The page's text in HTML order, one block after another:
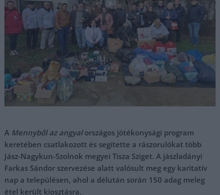
A Mennyből az angyalországos jótékonysági program
keretében csatlakozott és segítette a rászorulókat több
Jász-Nagykun-Szolnok megyei Tisza Sziget. A jászladányi
Farkas Sándor szervezése alatt valósult meg egy karitatív
nap a településen, ahol a délután során 150 adag meleg
étel került kiosztásra.